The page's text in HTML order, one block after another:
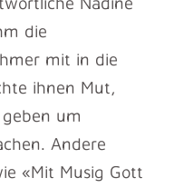
die
mit in die
ihnen Mut,
um
Andere
«Mit Musig Gott